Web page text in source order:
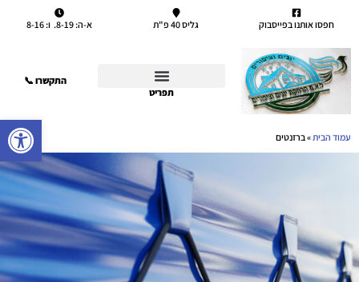
פתח
חפסו אותנו בפייסבוק גליס 40 פ"ת א-ה: 8-19. ו: 8-16
תפריט
התקשרו 📞
עמוד הבית »ברזנטים